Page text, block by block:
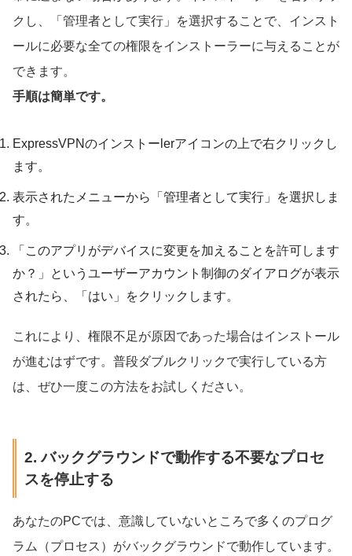
クし、「管理者として実行」を選択することで、インスト
ールに必要な全ての権限をインストーラーに与えることが
できます。
手順は簡単です。
ExpressVPNのインストーlerアイコンの上で右クリックし
ます。
表示されたメニューから「管理者として実行」を選択しま
す。
「このアプリがデバイスに変更を加えることを許可します
か？」というユーザーアカウント制御のダイアログが表示
されたら、「はい」をクリックします。
これにより、権限不足が原因であった場合はインストール
が進むはずです。普段ダブルクリックで実行している方
は、ぜひ一度この方法をお試しください。
2. バックグラウンドで動作する不要なプロセ
スを停止する
あなたのPCでは、意識していないところで多くのプログ
ラム（プロセス）がバックグラウンドで動作しています。